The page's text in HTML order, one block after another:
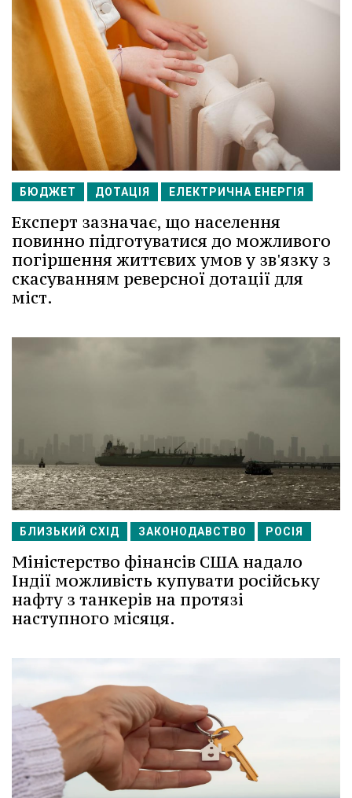
БЮДЖЕТ ДОТАЦІЯ ЕЛЕКТРИЧНА ЕНЕРГІЯ
Експерт зазначає, що населення
повинно підготуватися до можливого
погіршення життєвих умов у зв'язку з
скасуванням реверсної дотації для
міст.
БЛИЗЬКИЙ СХІД ЗАКОНОДАВСТВО РОСІЯ
Міністерство фінансів США надало
Індії можливість купувати російську
нафту з танкерів на протязі
наступного місяця.